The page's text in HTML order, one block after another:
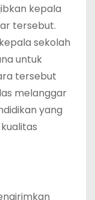
kepala
tersebut.
sekolah
untuk
tersebut
melanggar
yang